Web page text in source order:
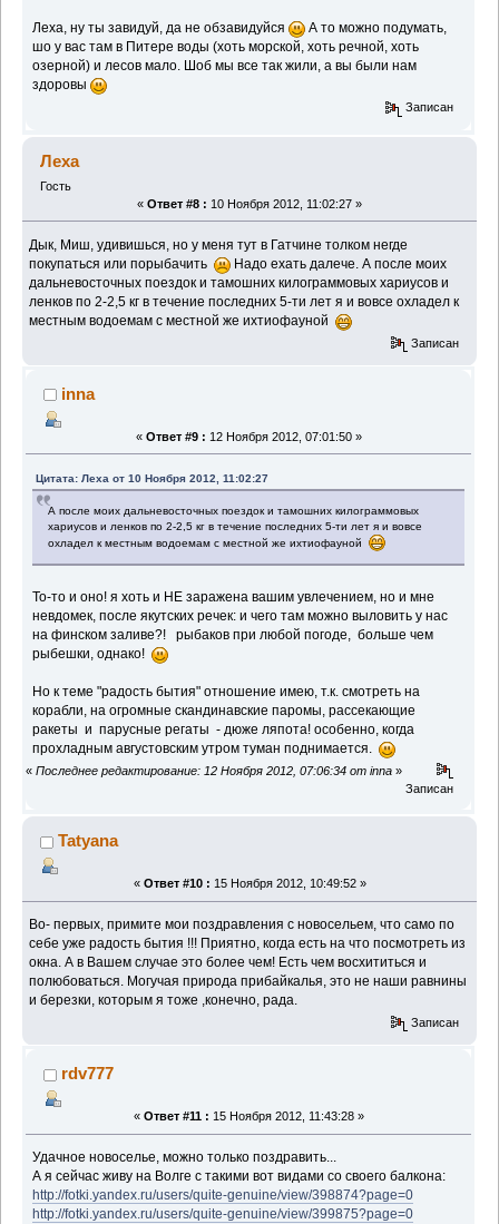
Леха, ну ты завидуй, да не обзавидуйся
А то можно подумать,
шо у вас там в Питере воды (хоть морской, хоть речной, хоть
озерной) и лесов мало. Шоб мы все так жили, а вы были нам
здоровы
Записан
Леха
Гость
« Ответ #8 : 10 Ноября 2012, 11:02:27 »
Дык, Миш, удивишься, но у меня тут в Гатчине толком негде
покупаться или порыбачить
Надо ехать далече. А после моих
дальневосточных поездок и тамошних килограммовых хариусов и
ленков по 2-2,5 кг в течение последних 5-ти лет я и вовсе охладел к
местным водоемам с местной же ихтиофауной
Записан
inna
« Ответ #9 : 12 Ноября 2012, 07:01:50 »
Цитата: Леха от 10 Ноября 2012, 11:02:27
А после моих дальневосточных поездок и тамошних килограммовых
хариусов и ленков по 2-2,5 кг в течение последних 5-ти лет я и вовсе
охладел к местным водоемам с местной же ихтиофауной
То-то и оно! я хоть и НЕ заражена вашим увлечением, но и мне
невдомек, после якутских речек: и чего там можно выловить у нас
на финском заливе?! рыбаков при любой погоде, больше чем
рыбешки, однако!
Но к теме "радость бытия" отношение имею, т.к. смотреть на
корабли, на огромные скандинавские паромы, рассекающие
ракеты и парусные регаты - дюже ляпота! особенно, когда
прохладным августовским утром туман поднимается.
« Последнее редактирование: 12 Ноября 2012, 07:06:34 от inna »
Записан
Tatyana
« Ответ #10 : 15 Ноября 2012, 10:49:52 »
Во- первых, примите мои поздравления с новосельем, что само по
себе уже радость бытия !!! Приятно, когда есть на что посмотреть из
окна. А в Вашем случае это более чем! Есть чем восхититься и
полюбоваться. Могучая природа прибайкалья, это не наши равнины
и березки, которым я тоже ,конечно, рада.
Записан
rdv777
« Ответ #11 : 15 Ноября 2012, 11:43:28 »
Удачное новоселье, можно только поздравить...
А я сейчас живу на Волге с такими вот видами со своего балкона:
http://fotki.yandex.ru/users/quite-genuine/view/398874?page=0
http://fotki.yandex.ru/users/quite-genuine/view/399875?page=0